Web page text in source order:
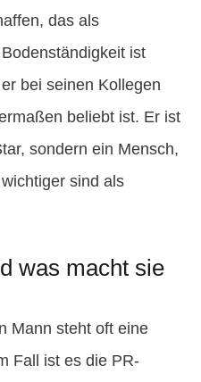
das als
ist
bei seinen Kollegen
beliebt ist. Er ist
sondern ein Mensch,
sind als
was macht sie
Mann steht oft eine
Fall ist es die PR-